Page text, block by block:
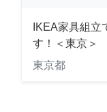
IKEA家具組
す！＜東京＞
東京都